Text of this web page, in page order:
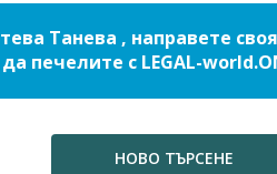
Танева , направете
печелите с LEGAL-
НОВО ТЪРСЕНЕ